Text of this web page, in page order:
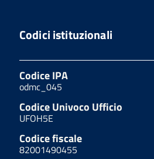
Codici istituzionali
Codice IPA
odmc_045
Codice Univoco Ufficio
UFOH5E
Codice fiscale
82001490455